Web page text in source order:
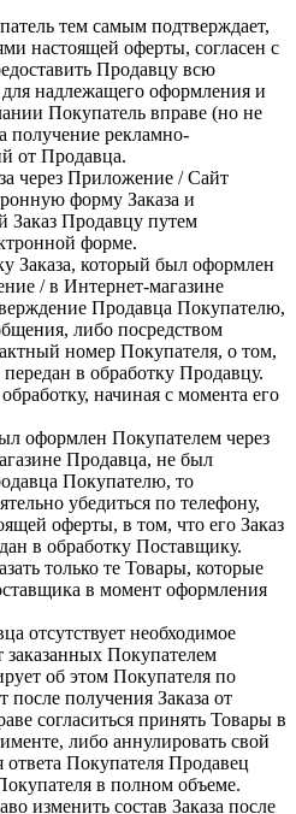
тем самым подтверждает,
настоящей оферты, согласен с
Продавцу всю
надлежащего оформления и
Покупатель вправе (но не
получение рекламно-
от Продавца.
через Приложение / Сайт
форму Заказа и
Заказ Продавцу путем
форме.
Заказа, который был оформлен
/ в Интернет-магазине
Продавца Покупателю,
либо посредством
номер Покупателя, о том,
в обработку Продавцу.
начиная с момента его
оформлен Покупателем через
Продавца, не был
Покупателю, то
убедиться по телефону,
оферты, в том, что его Заказ
в обработку Поставщику.
только те Товары, которые
в момент оформления
отсутствует необходимое
заказанных Покупателем
об этом Покупателя по
после получения Заказа от
согласиться принять Товары в
либо аннулировать свой
ответа Покупателя Продавец
в полном объеме.
изменить состав Заказа после